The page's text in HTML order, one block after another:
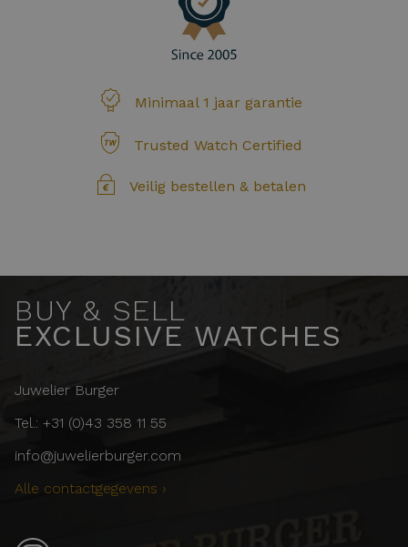
Minimaal 1 jaar garantie
Trusted Watch Certified
Veilig bestellen & betalen
BUY & SELL
EXCLUSIVE WATCHES
Juwelier Burger
Tel.: +31 (0)43 358 11 55
info@juwelierburger.com
Alle contactgegevens ›